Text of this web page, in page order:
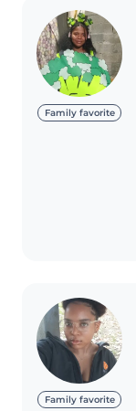
Family favorite
Family favorite